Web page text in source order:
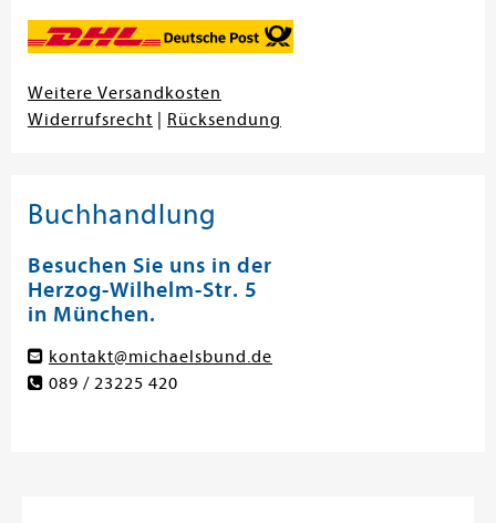
Weitere Versandkosten
Widerrufsrecht
Rücksendung
Buchhandlung
Besuchen Sie uns in der
Herzog-Wilhelm-Str. 5
in München.
kontakt@michaelsbund.de
089 / 23225 420